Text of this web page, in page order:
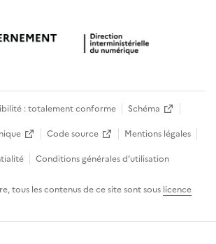
: totalement conforme
Schéma
Code source
Mentions légales
Conditions générales d’utilisation
tous les contenus de ce site sont sous licence